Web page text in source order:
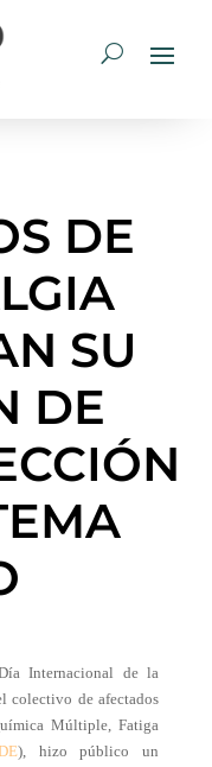
DE
SU
DE
Internacional de la
colectivo de afectados
Múltiple, Fatiga
), hizo público un